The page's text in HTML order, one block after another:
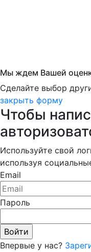
Мы ждем Вашей
Сделайте выбор
закрыть форму
Чтобы
Используйте свой
используя
Email
Пароль
Впервые у нас?